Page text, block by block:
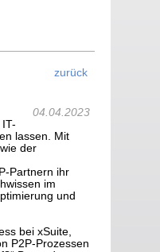
zurück
04.04.2023
lassen. Mit
der
Partnern ihr
im
und
bei xSuite,
P2P-Prozessen